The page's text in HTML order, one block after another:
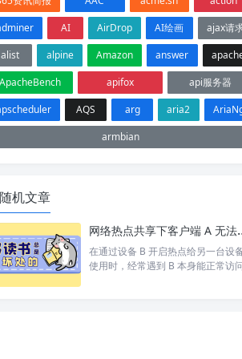
AI AirDrop AI绘画
ajax请
alist
alpine Amazon answer
apifox
api服务器
AQS arg aria2
armbian
随机文章
网络热点共享
在通过设备 B 开启热点给另一台设
使用时，经常遇到 B 本身能正常访